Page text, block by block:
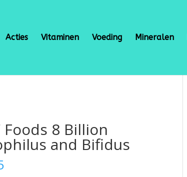
Acties Vitaminen Voeding Mineralen
Foods 8 Billion
and Bifidus